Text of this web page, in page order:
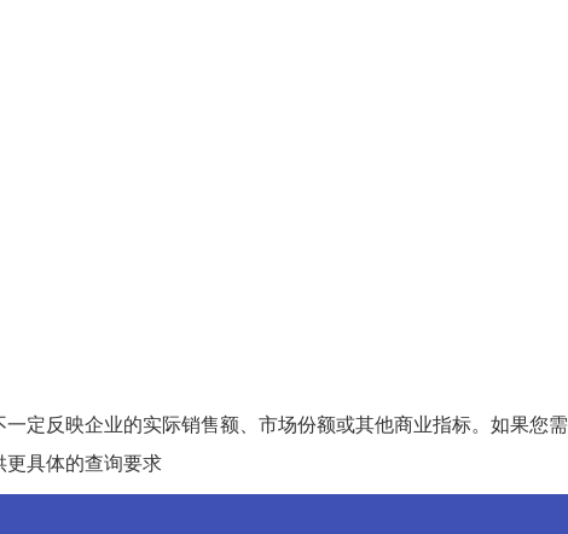
定反映企业的实际销售额、市场份额或其他商业指标。如果您需
具体的查询要求